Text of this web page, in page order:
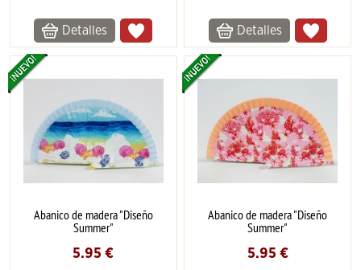
Detalles Detalles
Abanico de madera "Diseño
Summer"
5.95 €
Abanico de madera "Diseño
Summer"
5.95 €